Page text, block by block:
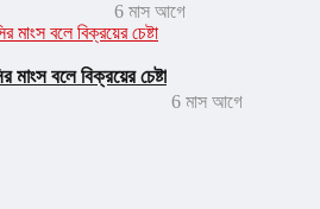
6 মাস আগে
বলে বিক্রয়ের চেষ্টা
6 মাস আগে